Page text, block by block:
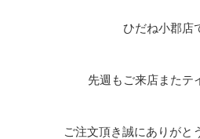
ひだね小郡店
先週もご来店またテ
ご注文頂き誠にありがと